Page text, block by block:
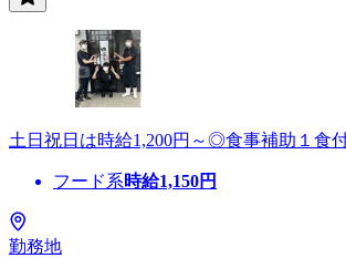
土日祝日は時給1,200円～◎食事補助１食
フード系時給1,150円
勤務地